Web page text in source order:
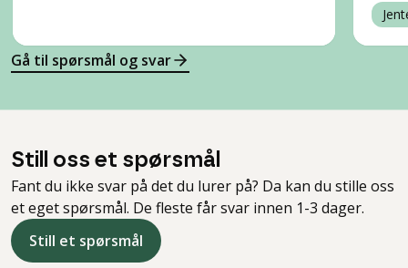
Gå til spørsmål og svar
Still oss et spørsmål
Fant du ikke svar på det du lurer på? Da kan du stille oss
et eget spørsmål. De fleste får svar innen 1-3 dager.
Still et spørsmål